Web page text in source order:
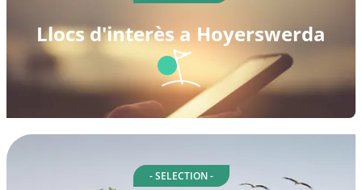
Llocs d'interès a Hoyerswerda
- SELECTION -